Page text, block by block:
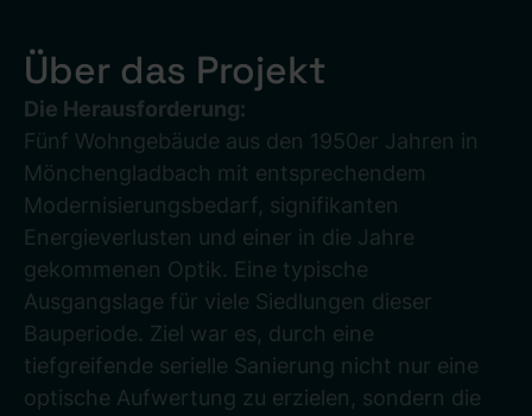
Über das Projekt
Die Herausforderung:
Fünf Wohngebäude aus den 1950er Jahren in
Mönchengladbach mit entsprechendem
Modernisierungsbedarf, signifikanten
Energieverlusten und einer in die Jahre
gekommenen Optik. Eine typische
Ausgangslage für viele Siedlungen dieser
Bauperiode. Ziel war es, durch eine
tiefgreifende serielle Sanierung nicht nur eine
optische Aufwertung zu erzielen, sondern die